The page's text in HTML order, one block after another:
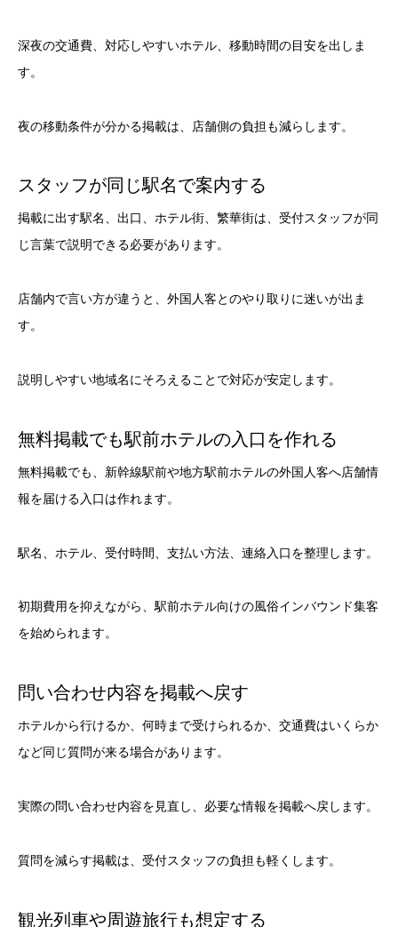
深夜の交通費、対応しやすいホテル、移動時間の目安を出しま
す。
夜の移動条件が分かる掲載は、店舗側の負担も減らします。
スタッフが同じ駅名で案内する
掲載に出す駅名、出口、ホテル街、繁華街は、受付スタッフが同
じ言葉で説明できる必要があります。
店舗内で言い方が違うと、外国人客とのやり取りに迷いが出ま
す。
説明しやすい地域名にそろえることで対応が安定します。
無料掲載でも駅前ホテルの入口を作れる
無料掲載でも、新幹線駅前や地方駅前ホテルの外国人客へ店舗情
報を届ける入口は作れます。
駅名、ホテル、受付時間、支払い方法、連絡入口を整理します。
初期費用を抑えながら、駅前ホテル向けの風俗インバウンド集客
を始められます。
問い合わせ内容を掲載へ戻す
ホテルから行けるか、何時まで受けられるか、交通費はいくらか
など同じ質問が来る場合があります。
実際の問い合わせ内容を見直し、必要な情報を掲載へ戻します。
質問を減らす掲載は、受付スタッフの負担も軽くします。
観光列車や周遊旅行も想定する